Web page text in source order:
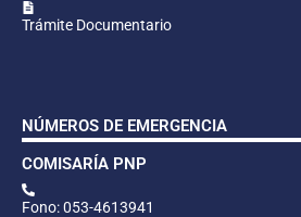
Trámite Documentario
NÚMEROS DE EMERGENCIA
COMISARÍA PNP
Fono: 053-4613941